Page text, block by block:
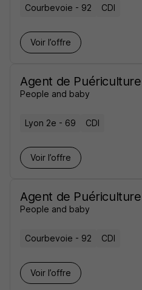
Courbevoie - 92 CDI
Voir l’offre
Agent de
People and baby
Lyon 2e - 69 CDI
Voir l’offre
Agent de
People and baby
Courbevoie - 92 CDI
Voir l’offre